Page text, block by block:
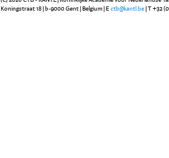
Koningstraat 18 | b-9000 Gent | Belgium | E ctb@kantl.be | T +32